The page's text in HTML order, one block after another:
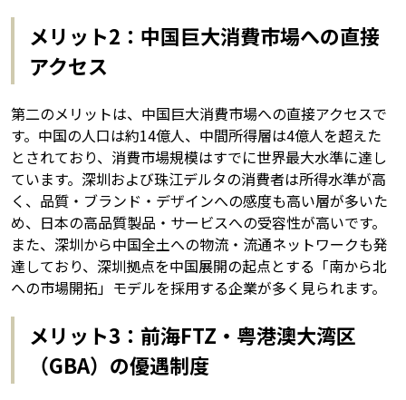
メリット2：中国巨大消費市場への直接
アクセス
第二のメリットは、中国巨大消費市場への直接アクセスで
す。中国の人口は約14億人、中間所得層は4億人を超えた
とされており、消費市場規模はすでに世界最大水準に達し
ています。深圳および珠江デルタの消費者は所得水準が高
く、品質・ブランド・デザインへの感度も高い層が多いた
め、日本の高品質製品・サービスへの受容性が高いです。
また、深圳から中国全土への物流・流通ネットワークも発
達しており、深圳拠点を中国展開の起点とする「南から北
への市場開拓」モデルを採用する企業が多く見られます。
メリット3：前海FTZ・粤港澳大湾区
（GBA）の優遇制度